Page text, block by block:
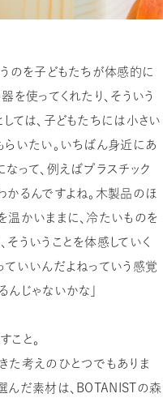
うのを子どもたちが体感的に
を使ってくれたり、そういう
ては、子どもたちには小さい
らいたい。いちばん身近にあ
って、例えばプラスチック
かるんですよね。木製品のほ
温かいままに、冷たいものを
ういうことを体感していく
ていいんだよねっていう感覚
じゃないかな」
こと。
た考えのひとつでもありま
んだ素材は、BOTANISTの森